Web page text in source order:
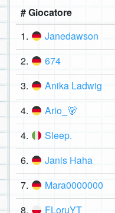
# Giocatore
1.
Janedawson
2. 674
3. Anika Ladwig
4. Ario_🐻
4. Sleep.
6. Janis Haha
7. Mara0000000
8. FLoruYT